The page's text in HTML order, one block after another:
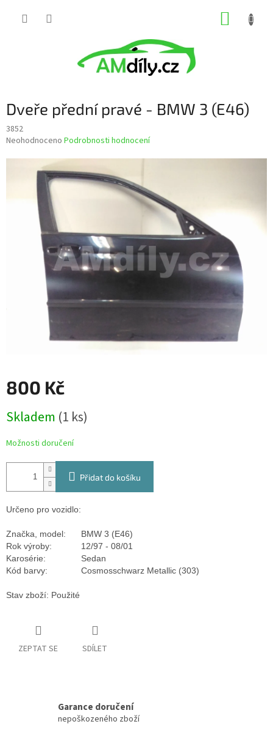
Dveře přední pravé - BMW 3 (E46)
3852
Průměrné
hvězdiček.
Neohodnoceno Podrobnosti hodnocení
800 Kč
cena:
Skladem (1 ks)
Možnosti doručení
Přidat do košíku
Určeno pro vozidlo:
Značka, model:
BMW 3 (E46)
Rok výroby:
12/97 - 08/01
Karosérie:
Sedan
Kód barvy:
Cosmosschwarz Metallic (303)
Stav zboží: Použité
ZEPTAT SE SDÍLET
Garance doručení
nepoškozeného zboží